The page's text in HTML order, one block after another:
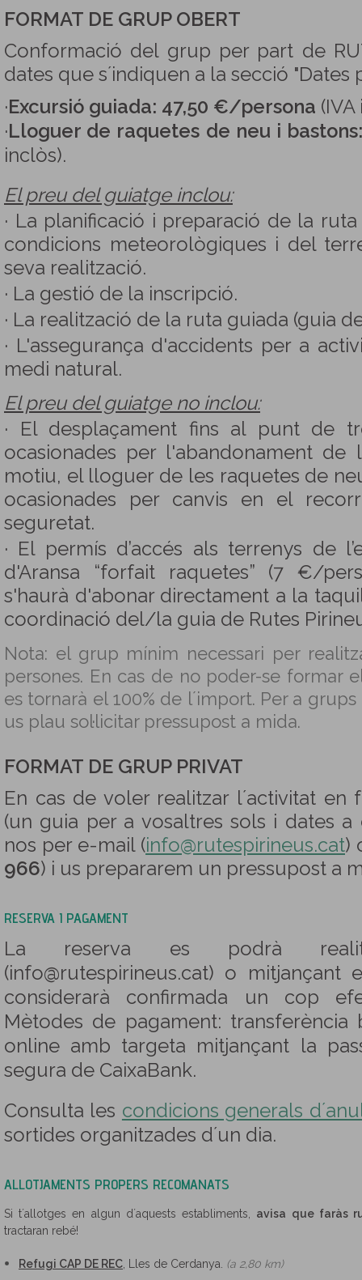
FORMAT DE GRUP OBERT
Conformació del grup per part de
dates que s´indiquen a la secció "Dates
·Excursió guiada: 47,50 €/persona
·Lloguer de raquetes de neu i
inclòs).
El preu del guiatge inclou:
· La planificació i preparació de la
condicions meteorològiques i del
seva realització.
· La gestió de la inscripció.
· La realització de la ruta guiada (guia
· L'assegurança d'accidents per a
medi natural.
El preu del guiatge no inclou:
· El desplaçament fins al punt de
ocasionades per l'abandonament
motiu, el lloguer de les raquetes de
ocasionades per canvis en el
seguretat.
· El permís d’accés als terrenys de
d'Aransa “forfait raquetes” (7 €/
s'haurà d'abonar directament a la
coordinació del/la guia de Rutes
Nota: el grup mínim necessari per
persones. En cas de no poder-se formar
es tornarà el 100% de l´import. Per a
us plau sol·licitar pressupost a mida.
FORMAT DE GRUP PRIVAT
En cas de voler realitzar l´activitat
(un guia per a vosaltres sols i dates
nos per e-mail (info@rutespirineus.cat)
966) i us prepararem un pressupost a
RESERVA I PAGAMENT
La reserva es podrà
(info@rutespirineus.cat) o
considerarà confirmada un cop
Mètodes de pagament: transferència
online amb targeta mitjançant la
segura de CaixaBank.
Consulta les condicions generals
sortides organitzades d´un dia.
ALLOTJAMENTS PROPERS RECOMANATS
Si t´allotges en algun d´aquests establiments, avisa que faràs
tractaran rebé!
Refugi CAP DE REC , Lles de Cerdanya. (a 2,80 km)